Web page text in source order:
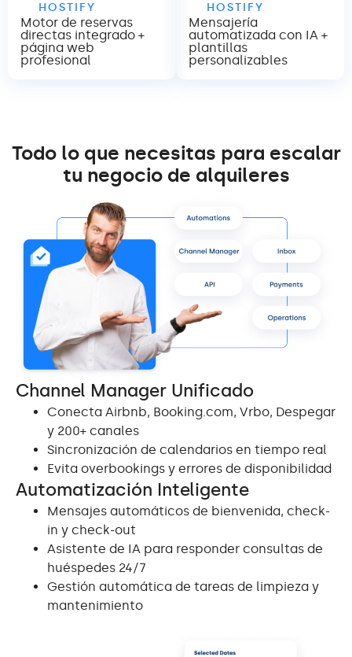
HOSTIFY
Motor de reservas
directas integrado +
página web
profesional
HOSTIFY
Mensajería
automatizada con IA +
plantillas
personalizables
Todo lo que necesitas para escalar
tu negocio de alquileres
Channel Manager Unificado
Conecta Airbnb, Booking.com, Vrbo, Despegar
y 200+ canales
Sincronización de calendarios en tiempo real
Evita overbookings y errores de disponibilidad
Automatización Inteligente
Mensajes automáticos de bienvenida, check-
in y check-out
Asistente de IA para responder consultas de
huéspedes 24/7
Gestión automática de tareas de limpieza y
mantenimiento